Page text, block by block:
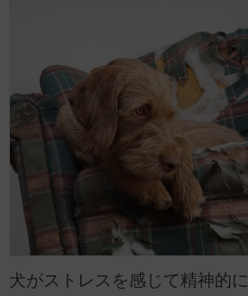
犬がストレスを感じて精神的